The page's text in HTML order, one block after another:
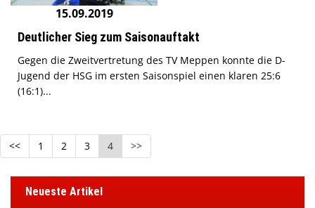
15.09.2019
Deutlicher Sieg zum Saisonauftakt
Gegen die Zweitvertretung des TV Meppen konnte die D-
Jugend der HSG im ersten Saisonspiel einen klaren 25:6
(16:1)...
<< 1 2 3 4 >>
Neueste Artikel